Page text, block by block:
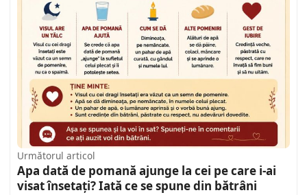
Următorul articol
Apa dată de pomană ajunge la cei pe care i-ai
visat însetați? Iată ce se spune din bătrâni